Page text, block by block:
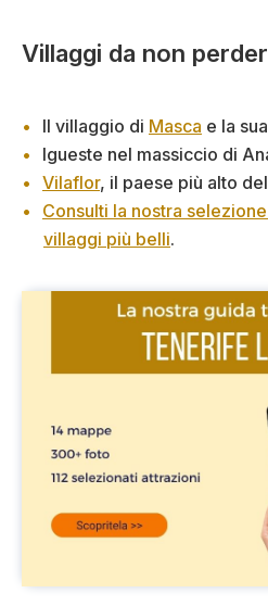
Villaggi da non
Il villaggio di Masca e la
Igueste nel massiccio di
Vilaflor, il paese più alto
Consulti la nostra
villaggi più belli.